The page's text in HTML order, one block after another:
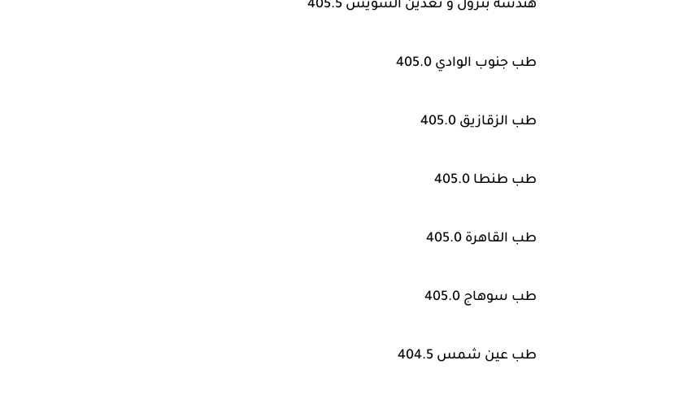
هندسة بترول و تعدين السويس 405.5
طب جنوب الوادي 405.0
طب الزقازيق 405.0
طب طنطا 405.0
طب القاهرة 405.0
طب سوهاج 405.0
طب عين شمس 404.5